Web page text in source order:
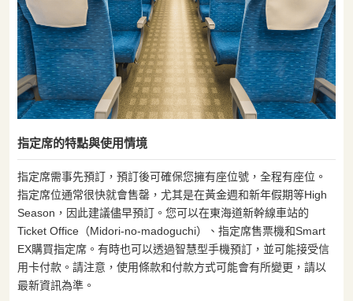
指定席的特點與使用情境
指定席需事先預訂，預訂後可確保您擁有座位號，全程有座位。
指定席位通常很快就會售罄，尤其是在黃金週和新年假期等High
Season，因此建議儘早預訂。您可以在東海道新幹線車站的
Ticket Office（Midori-no-madoguchi）、指定席售票機和Smart
EX購買指定席。有時也可以透過智慧型手機預訂，並可能接受信
用卡付款。請注意，使用條款和付款方式可能會有所變更，請以
最新資訊為準。